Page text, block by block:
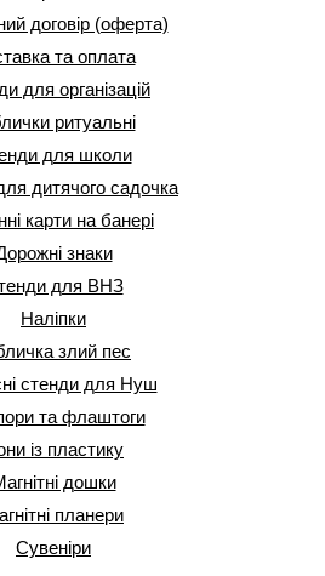
договір (оферта)
та оплата
для організацій
ритуальні
для школи
дитячого садочка
карти на банері
знаки
для ВНЗ
Наліпки
злий пес
стенди для Нуш
та флаштоги
із пластику
дошки
планери
Сувеніри